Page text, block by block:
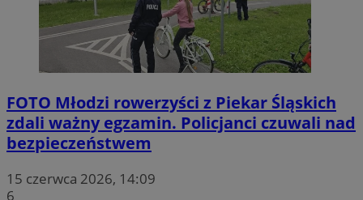
FOTO Młodzi rowerzyści z Piekar Śląskich
zdali ważny egzamin. Policjanci czuwali nad
bezpieczeństwem
15 czerwca 2026, 14:09
6